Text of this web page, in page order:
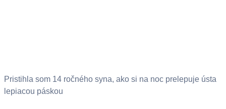
Pristihla som 14 ročného syna, ako si na noc prelepuje ústa
lepiacou páskou